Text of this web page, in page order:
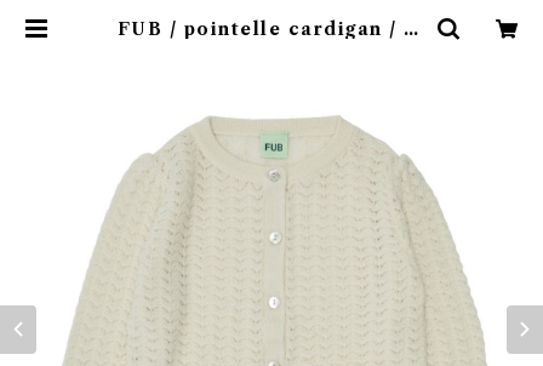
FUB / pointelle cardigan / W